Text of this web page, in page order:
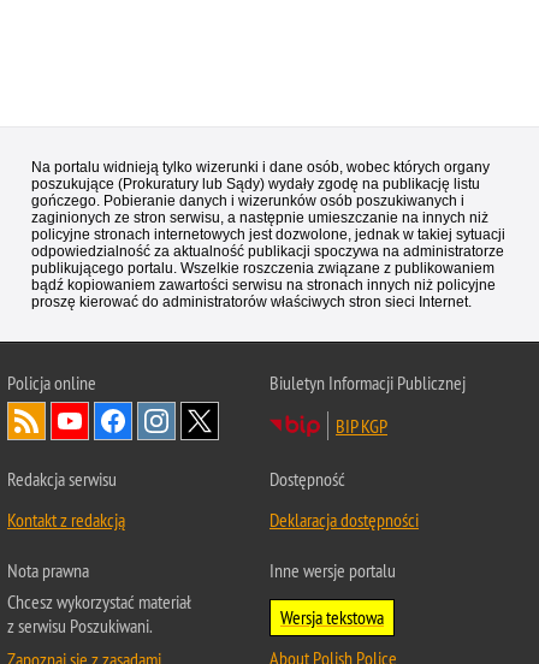
Na portalu widnieją tylko wizerunki i dane osób, wobec których organy
poszukujące (Prokuratury lub Sądy) wydały zgodę na publikację listu
gończego. Pobieranie danych i wizerunków osób poszukiwanych i
zaginionych ze stron serwisu, a następnie umieszczanie na innych niż
policyjne stronach internetowych jest dozwolone, jednak w takiej sytuacji
odpowiedzialność za aktualność publikacji spoczywa na administratorze
publikującego portalu. Wszelkie roszczenia związane z publikowaniem
bądź kopiowaniem zawartości serwisu na stronach innych niż policyjne
proszę kierować do administratorów właściwych stron sieci Internet.
Policjaonline
Biuletyn Informacji Publicznej
BIP KGP
Redakcja serwisu
Kontakt z redakcją
Dostępność
Deklaracja dostępności
Nota prawna
Chcesz wykorzystać materiał
z serwisu Poszukiwani.
Zapoznaj się z zasadami
Inne wersje portalu
Wersja tekstowa
About Polish Police